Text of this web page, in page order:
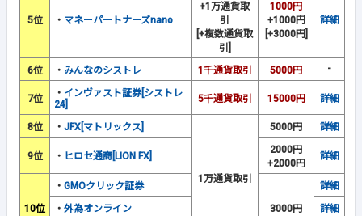
5位 ・ マネーパートナーズnano
+1万通貨取
引
[+複数通貨取
引]
1000円
+1000円
[+3000円]
詳細
6位 ・ みんなのシストレ 1千通貨取引 5000円 -
7位 ・ インヴァスト証券[シストレ
24]
5千通貨取引 15000円 詳細
8位 ・ JFX[マトリックス]
1万通貨取引
5000円 詳細
9位 ・ ヒロセ通商[LION FX]
2000円
+2000円
詳細
10位
・ GMOクリック証券
3000円
詳細
・ 外為オンライン
詳細